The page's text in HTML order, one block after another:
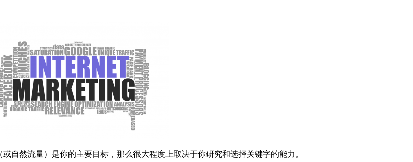
自然流量）是你的主要目标，那么很大程度上取决于你研究和选择关键字的能力。